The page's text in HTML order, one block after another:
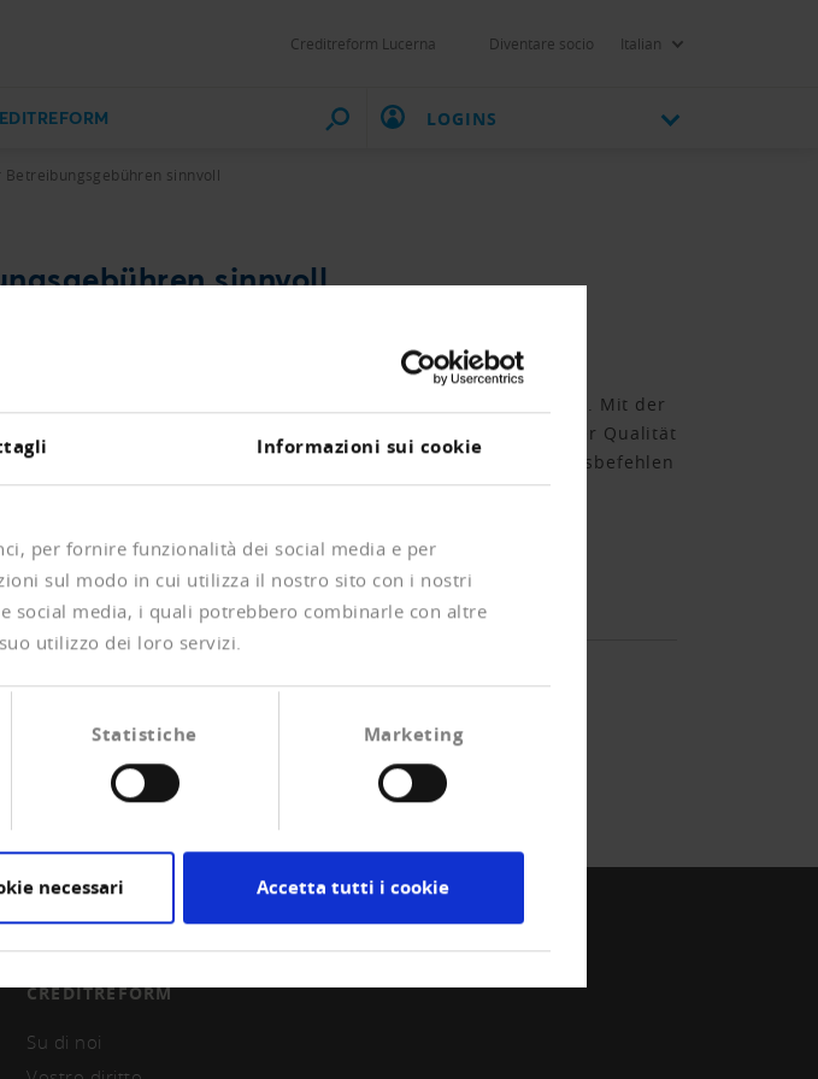
Informazioni sui cookie
per fornire funzionalità dei social media e per
sul modo in cui utilizza il nostro sito con i nostri
social media, i quali potrebbero combinarle con altre
utilizzo dei loro servizi.
Statistiche Marketing
necessari Accetta tutti i cookie
Creditreform Lucerna Diventare socio Italian
LOGINS
Betreibungsgebühren sinnvoll
sinnvoll
an die Hand zu nehmen.
für sinnvoll. Zu diesem Schluss kommt er in einem Bericht. Mit der
Konkursbehörden ihre Dienstleistungen auch künftig in hoher Qualität
sinken, während jene für die Zustellung von Zahlungsbefehlen
um der Regierung einen entsprechenden Auftrag für eine
CREDITREFORM
Su di noi